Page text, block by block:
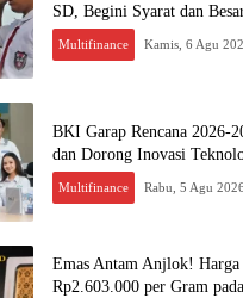
SD, Begini Syarat dan
Multifinance
BKI Garap Rencana 2026-
dan Dorong Inovasi
Multifinance
Emas Antam Anjlok!
Rp2.603.000 per Gram